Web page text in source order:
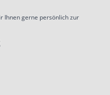
Ihnen gerne persönlich zur